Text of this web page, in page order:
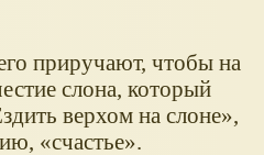
приручают, чтобы на
слона, который
верхом на слоне»,
«счастье».